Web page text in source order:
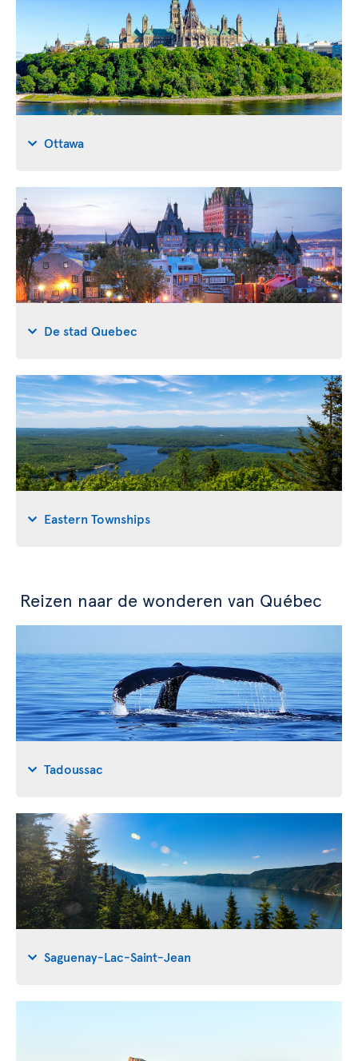
Ottawa
De stad Quebec
Eastern Townships
Reizen naar de wonderen van Québec
Tadoussac
Saguenay-Lac-Saint-Jean